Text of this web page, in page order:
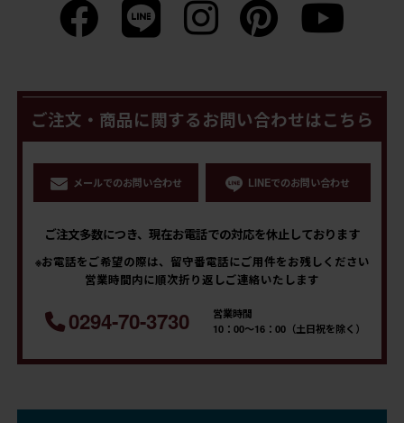
ご注文・商品に関するお問い合わせはこちら
メールでのお問い合わせ LINEでのお問い合わせ
ご注文多数につき、現在お電話での対応を休止しております
※お電話をご希望の際は、留守番電話にご用件をお残しください
営業時間内に順次折り返しご連絡いたします
0294-70-3730
営業時間
10：00～16：00（土日祝を除く）